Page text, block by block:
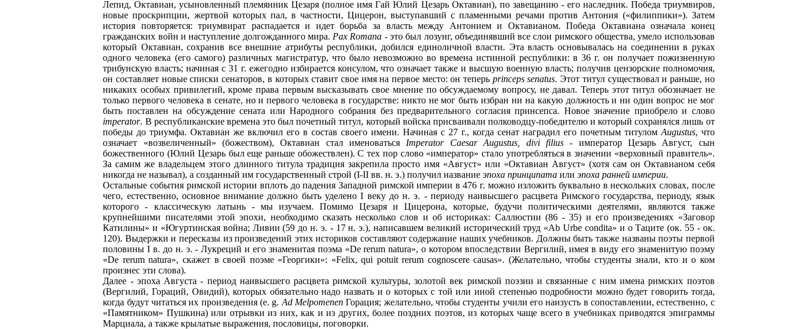
Лепид, Октавиан, усыновленный племянник Цезаря (полное имя Гай Юлий Цезарь Октавиан), по завещанию - его наследник. Победа триумвиров,
новые проскрипции, жертвой которых пал, в частности, Цицерон, выступавший с пламенными речами против Антония («филиппики»). Затем
история повторяется: триумвират распадается и идет борьба за власть между Антонием и Октавианом. Победа Октавиана означала конец
гражданских войн и наступление долгожданного мира. Pax Romana - это был лозунг, объединявший все слои римского общества, умело использовав
который Октавиан, сохранив все внешние атрибуты республики, добился единоличной власти. Эта власть основывалась на соединении в руках
одного человека (его самого) различных магистратур, что было невозможно во времена истинной республики: в 36 г. он получает пожизненную
трибунскую власть; начиная с 31 г. ежегодно избирается консулом, что означает также и высшую военную власть; получив цензорские полномочия,
он составляет новые списки сенаторов, в которых ставит свое имя на первое место: он теперь princeps senatus. Этот титул существовал и раньше, но
никаких особых привилегий, кроме права первым высказывать свое мнение по обсуждаемому вопросу, не давал. Теперь этот титул обозначает не
только первого человека в сенате, но и первого человека в государстве: никто не мог быть избран ни на какую должность и ни один вопрос не мог
быть поставлен на обсуждение сената или Народного собрания без предварительного согласия принсепса. Новое значение приобрело и слово
imperator. В республиканские времена это был почетный титул, который войска присваивали полководцу-победителю и который сохранялся лишь от
победы до триумфа. Октавиан же включил его в состав своего имени. Начиная с 27 г., когда сенат наградил его почетным титулом Augustus, что
означает «возвеличенный» (божеством), Октавиан стал именоваться Imperator Caesar Augustus, divi filius- император Цезарь Август, сын
божественного (Юлий Цезарь был еще раньше обожествлен). С тех пор слово «император» стало употребляться в значении «верховный правитель».
За самим же владельцем этого длинного титула традиция закрепила просто имя «Август» или «Октавиан Август» (хотя сам он Октавианом себя
никогда не называл), а созданный им государственный строй (I-II вв. н. э.) получил названиеэпоха принципата илиэпоха ранней империи.
Остальные события римской истории вплоть до падения Западной римской империи в 476 г. можно изложить буквально в нескольких словах, после
чего, естественно, основное внимание должно быть уделено I веку до н. э. - периоду наивысшего расцвета Римского государства, периоду, язык
которого - классическую латынь - мы изучаем. Помимо Цезаря и Цицерона, которые, будучи политическими деятелями, являются также
крупнейшими писателями этой эпохи, необходимо сказать несколько слов и об историках: Саллюстии (86 - 35) и его произведениях «Заговор
Катилины» и «Югуртинская война; Ливии (59 до н. э. - 17 н. э.), написавшем великий исторический труд «Ab Urbe condita» и о Таците (ок. 55 - ок.
120). Выдержки и пересказы из произведений этих историков составляют содержание наших учебников. Должны быть также названы поэты первой
половины I в. до н. э. - Лукреций и его знаменитая поэма «De rerum natura», о котором впоследствии Вергилий, имея в виду его знаменитую поэму
«De rerum natura», скажет в своей поэме «Георгики»: «Felix, qui potuit rerum cognoscere causas». (Желательно, чтобы студенты знали, кто и о ком
произнес эти слова).
Далее - эпоха Августа - период наивысшего расцвета римской культуры, золотой век римской поэзии и связанные с ним имена римских поэтов
(Вергилий, Гораций, Овидий), которых обязательно надо назвать и о которых с той или иной степенью подробности можно будет говорить тогда,
когда будут читаться их произведения (e. g. Ad Melpomenen Горация; желательно, чтобы студенты учили его наизусть в сопоставлении, естественно, с
«Памятником» Пушкина) или отрывки из них, как и из других, более поздних поэтов, из которых чаще всего в учебниках приводятся эпиграммы
Марциала, а также крылатые выражения, пословицы, поговорки.